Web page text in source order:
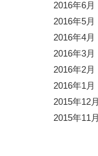
2016年6月
2016年5月
2016年4月
2016年3月
2016年2月
2016年1月
2015年12月
2015年11月